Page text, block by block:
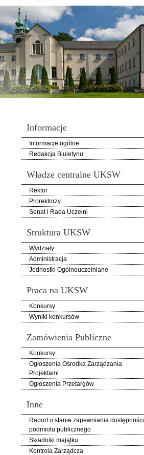
Informacje
Informacje ogólne
Redakcja Biuletynu
Władze centralne UKSW
Rektor
Prorektorzy
Senat i Rada Uczelni
Struktura UKSW
Wydziały
Administracja
Jednostki Ogólnouczelniane
Praca na UKSW
Konkursy
Wyniki konkursów
Zamówienia Publiczne
Konkursy
Ogłoszenia Ośrodka Zarządzania
Projektami
Ogłoszenia Przetargów
Inne
Raport o stanie zapewniania dostępności
podmiotu publicznego
Składniki majątku
Kontrola Zarządcza